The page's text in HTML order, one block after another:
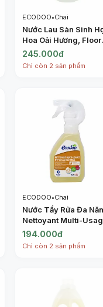
ECODOO•Chai
Nước Lau Sàn Sinh
Hoa Oải Hương, Floor
Cleaner, Lavender
ECODOO
245.000đ
Chỉ còn 2 sản phẩm
ECODOO•Chai
Nước Tẩy Rửa Đa
Nettoyant Multi-
Hypoallergénique
(500ml) - ECODOO
194.000đ
Chỉ còn 2 sản phẩm